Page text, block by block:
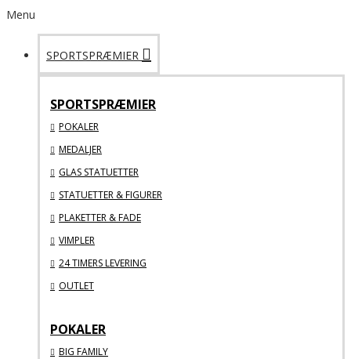
Menu
SPORTSPRÆMIER
SPORTSPRÆMIER
POKALER
MEDALJER
GLAS STATUETTER
STATUETTER & FIGURER
PLAKETTER & FADE
VIMPLER
24 TIMERS LEVERING
OUTLET
POKALER
BIG FAMILY